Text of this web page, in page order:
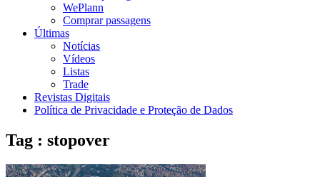
WePlann
Comprar passagens
Últimas
Notícias
Vídeos
Listas
Trade
Revistas Digitais
Política de Privacidade e Proteção de Dados
Tag : stopover